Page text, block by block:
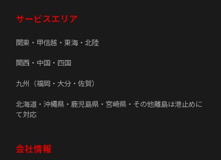
サービスエリア
関東・甲信越・東海・北陸
関西・中国・四国
九州（福岡・大分・佐賀）
北海道・沖縄県・鹿児島県・宮崎県・その他離島は港止めに
て対応
会社情報